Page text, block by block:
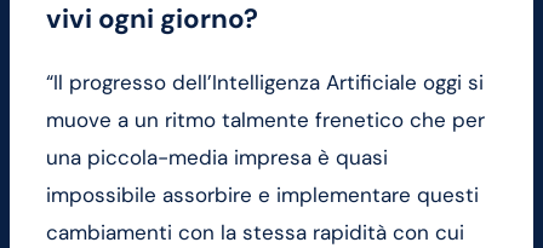
vivi ogni giorno?
“Il progresso dell’Intelligenza Artificiale oggi si
muove a un ritmo talmente frenetico che per
una piccola-media impresa è quasi
impossibile assorbire e implementare questi
cambiamenti con la stessa rapidità con cui